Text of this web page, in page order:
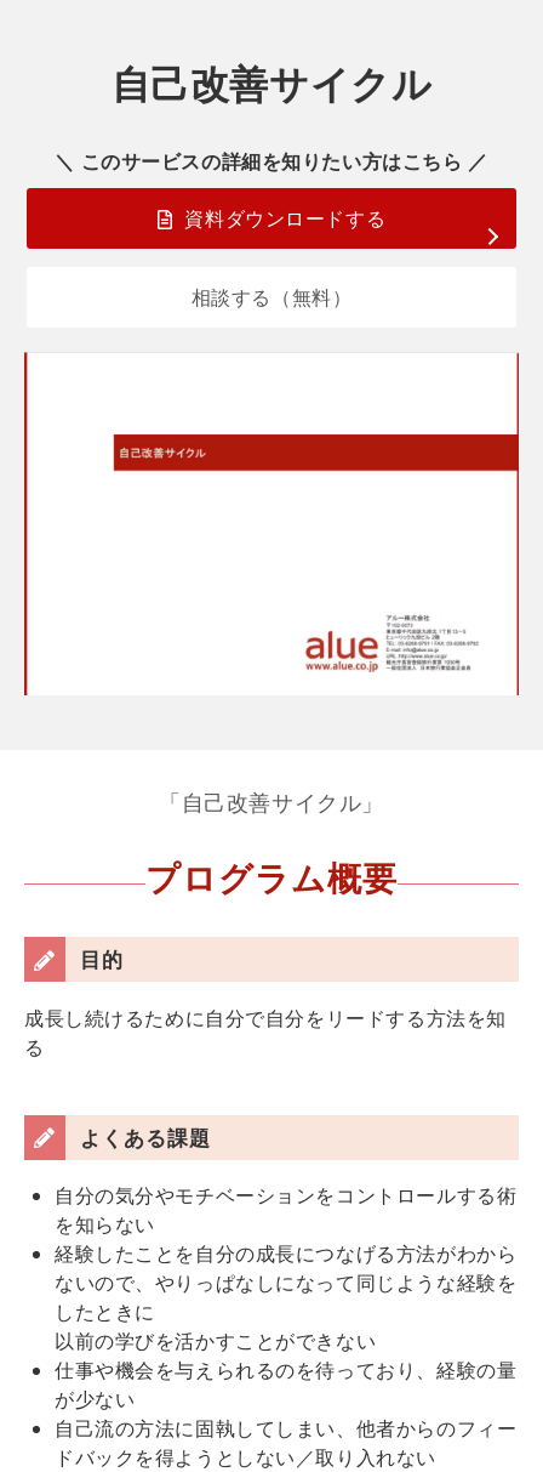
自己改善サイクル
＼ このサービスの詳細を知りたい方はこちら ／
資料ダウンロードする
相談する（無料）
「自己改善サイクル」
プログラム概要
目的
成長し続けるために自分で自分をリードする方法を知
る
よくある課題
自分の気分やモチベーションをコントロールする術
を知らない
経験したことを自分の成長につなげる方法がわから
ないので、やりっぱなしになって同じような経験を
したときに
以前の学びを活かすことができない
仕事や機会を与えられるのを待っており、経験の量
が少ない
自己流の方法に固執してしまい、他者からのフィー
ドバックを得ようとしない／取り入れない